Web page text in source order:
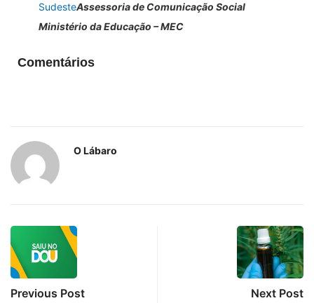
SudesteAssessoria de Comunicação Social
Ministério da Educação – MEC
Comentários
O Lábaro
Previous Post Next Post